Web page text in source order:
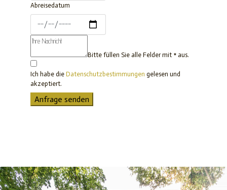
Abreisedatum
Bitte füllen Sie alle Felder mit * aus.
Ich habe die Datenschutzbestimmungen gelesen und
akzeptiert.
Anfrage senden